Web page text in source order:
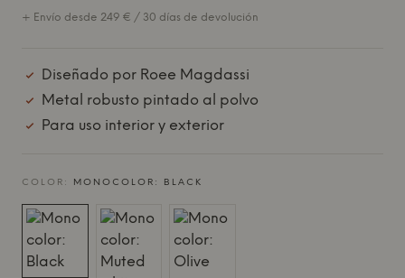
+ Envío desde 249 € / 30 días de devolución
Diseñado por Roee Magdassi
Metal robusto pintado al polvo
Para uso interior y exterior
COLOR: MONOCOLOR: BLACK